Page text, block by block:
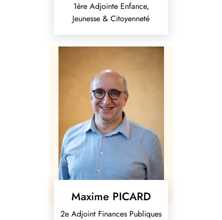
1ère Adjointe Enfance,
Jeunesse & Citoyenneté
Maxime PICARD
2e Adjoint Finances Publiques